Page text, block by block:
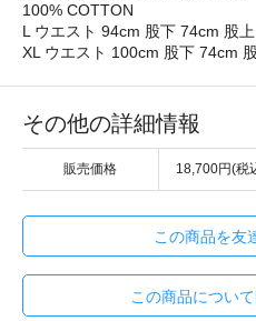
100% COTTON
L ウエスト 94cm 股下 74cm 股
XL ウエスト 100cm 股下 74cm
その他の詳細情報
販売価格 18,700円(税
この商品を友
この商品につい